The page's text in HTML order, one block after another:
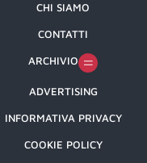
CHI SIAMO
CONTATTI
ARCHIVIO
ADVERTISING
INFORMATIVA PRIVACY
COOKIE POLICY